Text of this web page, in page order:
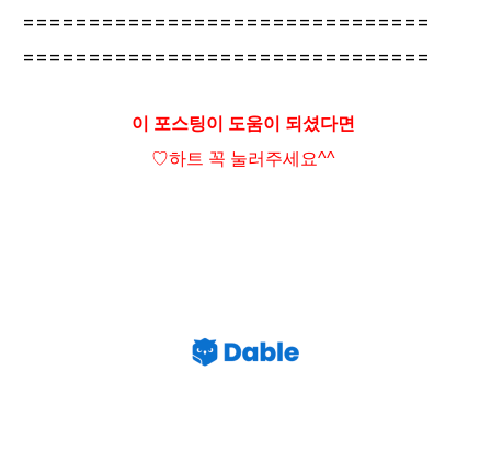
===============================
===============================
이 포스팅이 도움이 되셨다면
♡하트 꼭 눌러주세요^^